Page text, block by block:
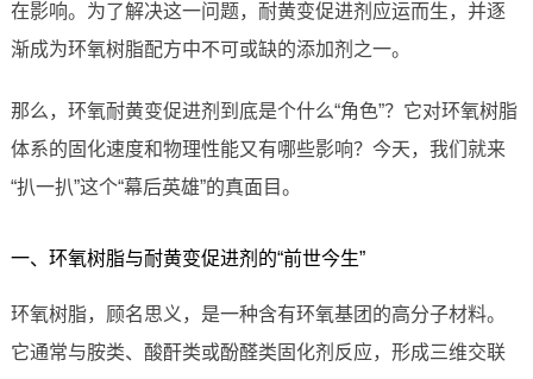
在影响。为了解决这一问题，耐黄变促进剂应运而生，并逐
渐成为环氧树脂配方中不可或缺的添加剂之一。
那么，环氧耐黄变促进剂到底是个什么“角色”？它对环氧树脂
体系的固化速度和物理性能又有哪些影响？今天，我们就来
“扒一扒”这个“幕后英雄”的真面目。
一、环氧树脂与耐黄变促进剂的“前世今生”
环氧树脂，顾名思义，是一种含有环氧基团的高分子材料。
它通常与胺类、酸酐类或酚醛类固化剂反应，形成三维交联